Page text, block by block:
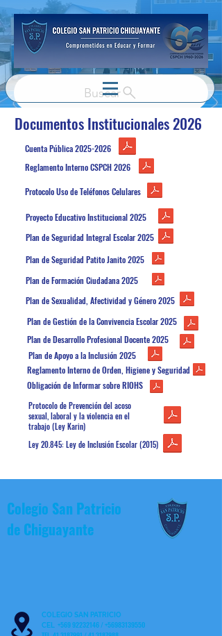
Buscar
Documentos Institucionales 2026
Cuenta Pública2025-2026
Reglamento Interno CSPCH 2026
Protocolo Uso de Teléfonos Celulares
Proyecto Educativo Institucional 2025
Plan de Seguridad Integral Escolar 2025
Plan de Seguridad Patito Janito 2025
Plan de Formación Ciudadana 2025
Plan de Sexualidad, Afectividad y Género 2025
Plan de Gestión de la Convivencia Escolar 2025
Plan de Desarrollo Profesional Docente 2025
Plan de Apoyo a la Inclusión 2025
Reglamento Interno de Orden, Higiene y Seguridad
Obligación de Informar sobre RIOHS
Protocolo de Prevención del acoso
sexual, laboral y la violencia en el
trabajo (Ley Karin)
Ley 20.845: Ley de Inclusión Escolar (2015)
Colegio San Patricio
de Chiguayante
COLEGIO SAN PATRICIO
CEL +569 92232146/+56983139550